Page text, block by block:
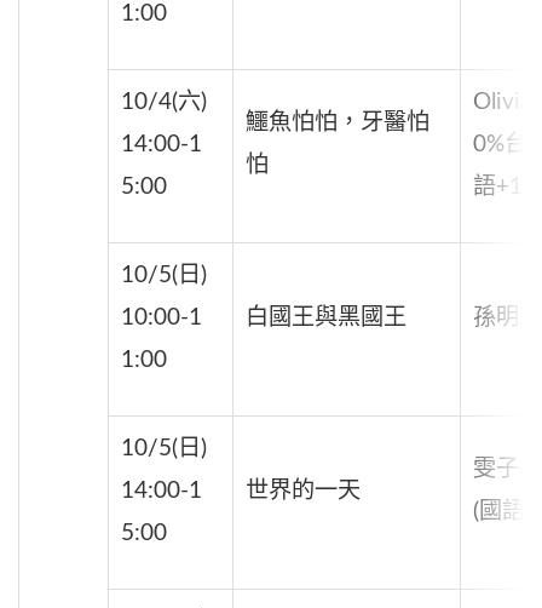
1:00
10/4(六)
14:00-1
5:00
鱷魚怕怕，牙醫怕
怕
Olivia
0%台
語
10/5(日)
10:00-1
1:00
白國王與黑國王 孫明
10/5(日)
14:00-1
5:00
世界的一天
雯子+
(國語)